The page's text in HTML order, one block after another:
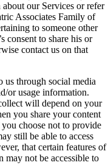
our Services or refer
Associates Family of
to someone other
consent to share his or
contact us on that
us through social media
or usage information.
will depend on your
you share your content
choose not to provide
still be able to access
that certain features of
may not be accessible to